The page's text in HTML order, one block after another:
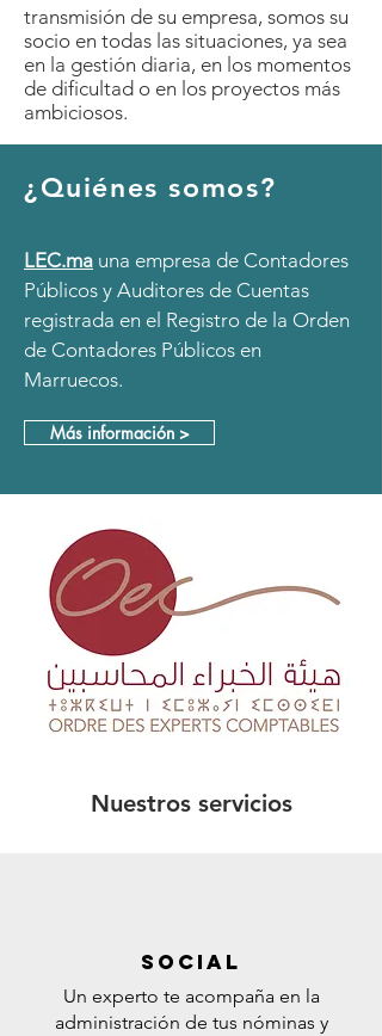
transmisión de su empresa, somos su
socio en todas las situaciones, ya sea
en la gestión diaria, en los momentos
de dificultad o en los proyectos más
ambiciosos.
¿Quiénes somos?
LEC.ma una empresa de Contadores
Públicos y Auditores de Cuentas
registrada en el Registro de la Orden
de Contadores Públicos en
Marruecos.
Más información >
Nuestros servicios
SOCIAL
Un experto te acompaña en la
administración de tus nóminas y